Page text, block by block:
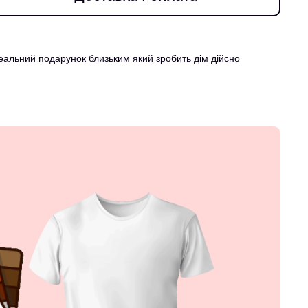
подарунок близьким який зробить дім дійсно